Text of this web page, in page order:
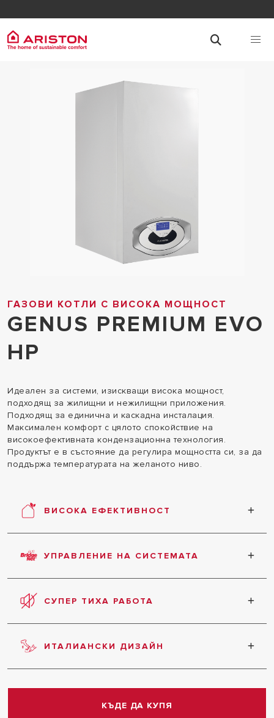
ГАЗОВИ КОТЛИ С ВИСОКА МОЩНОСТ
GENUS PREMIUM EVO
HP
Идеален за системи, изискващи висока мощност,
подходящ за жилищни и нежилищни приложения.
Подходящ за единична и каскадна инсталация.
Максимален комфорт с цялото спокойствие на
високоефективната кондензационна технология.
Продуктът е в състояние да регулира мощността си, за да
поддържа температурата на желаното ниво.
ВИСОКА ЕФЕКТИВНОСТ
Продукт, характеризиращ се с висока енергийна
замърсяващи емисии.
УПРАВЛЕНИЕ НА СИСТЕМАТА
Нов комуникационен протокол, проектиран да
гарантира цялостно управление на системата.
СУПЕР ТИХА РАБОТА
Тишина във всички режими на работа.
ИТАЛИАНСКИ ДИЗАЙН
Продуктът се отличава с изключителен
КЪДЕ ДА КУПЯ